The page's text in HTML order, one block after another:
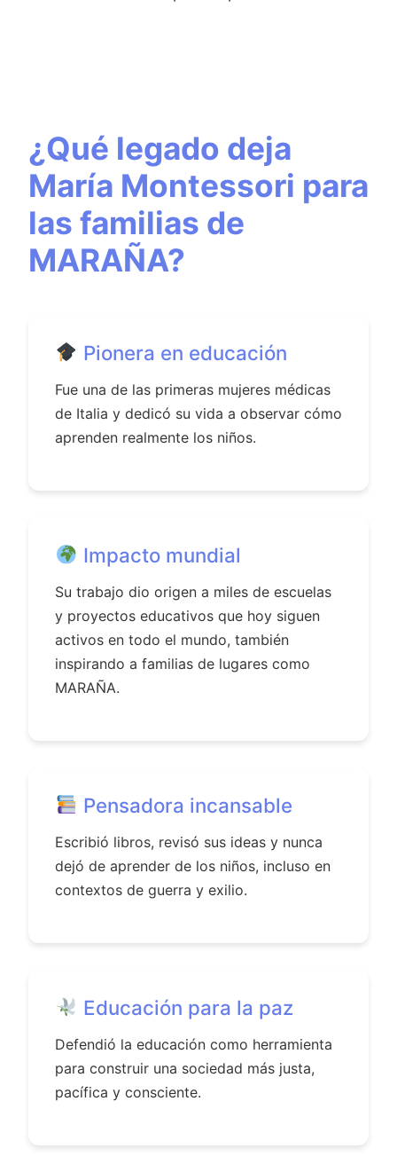
¿Qué legado deja
María Montessori para
las familias de
MARAÑA?
Pionera en educación
Fue una de las primeras mujeres médicas
de Italia y dedicó su vida a observar cómo
aprenden realmente los niños.
Impacto mundial
Su trabajo dio origen a miles de escuelas
y proyectos educativos que hoy siguen
activos en todo el mundo, también
inspirando a familias de lugares como
MARAÑA.
Pensadora incansable
Escribió libros, revisó sus ideas y nunca
dejó de aprender de los niños, incluso en
contextos de guerra y exilio.
Educación para la paz
Defendió la educación como herramienta
para construir una sociedad más justa,
pacífica y consciente.